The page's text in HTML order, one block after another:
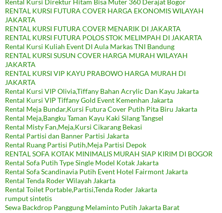
Rental Kursi Direktur Hitam Bisa Muter 360 Derajat Bogor
RENTAL KURSI FUTURA COVER HARGA EKONOMIS WILAYAH
JAKARTA
RENTAL KURSI FUTURA COVER MENARIK DI JAKARTA
RENTAL KURSI FUTURA POLOS STOK MELIMPAH DI JAKARTA
Rental Kursi Kuliah Event DI Aula Markas TNI Bandung
RENTAL KURSI SUSUN COVER HARGA MURAH WILAYAH
JAKARTA
RENTAL KURSI VIP KAYU PRABOWO HARGA MURAH DI
JAKARTA
Rental Kursi VIP Olivia,Tiffany Bahan Acrylic Dan Kayu Jakarta
Rental Kursi VIP Tiffany Gold Event Kemenhan Jakarta
Rental Meja Bundar,Kursi Futura Cover Putih Pita Biru Jakarta
Rental Meja,Bangku Taman Kayu Kaki Silang Tangsel
Rental Misty Fan,Meja,Kursi Cikarang Bekasi
Rental Partisi dan Banner Partisi Jakarta
Rental Ruang Partisi Putih,Meja Partisi Depok
RENTAL SOFA KOTAK MINIMALIS MURAH SIAP KIRIM DI BOGOR
Rental Sofa Putih Type Single Model Kotak Jakarta
Rental Sofa Scandinavia Putih Event Hotel Fairmont Jakarta
Rental Tenda Roder Wilayah Jakarta
Rental Toilet Portable,Partisi,Tenda Roder Jakarta
rumput sintetis
Sewa Backdrop Panggung Melaminto Putih Jakarta Barat